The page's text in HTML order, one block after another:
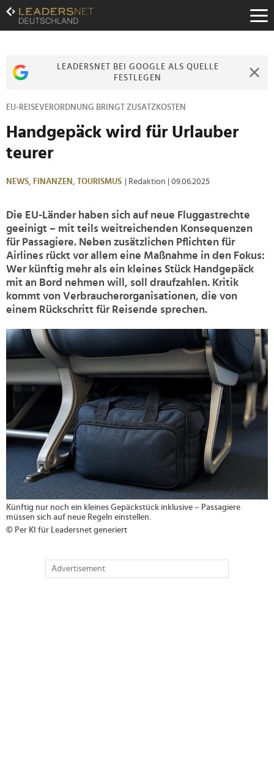
Zum
Inhalt
Zur
Zur
LEADERSNET BEI GOOGLE ALS QUELLE
FESTLEGEN
EU-REISEVERORDNUNG BRINGT ZUSATZKOSTEN
Handgepäck wird für Urlauber
teurer
NEWS, FINANZEN, TOURISMUS | Redaktion | 09.06.2025
Die EU-Länder haben sich auf neue Fluggastrechte
geeinigt – mit teils weitreichenden Konsequenzen
für Passagiere. Neben zusätzlichen Pflichten für
Airlines rückt vor allem eine Maßnahme in den Fokus:
Wer künftig mehr als ein kleines Stück Handgepäck
mit an Bord nehmen will, soll draufzahlen. Kritik
kommt von Verbraucherorganisationen, die von
einem Rückschritt für Reisende sprechen.
>
Künftig nur noch ein kleines Gepäckstück inklusive – Passagiere
müssen sich auf neue Regeln einstellen.
© Per KI für Leadersnet generiert
Advertisement